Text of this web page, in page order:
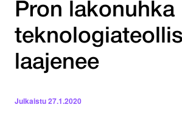
Pron lakonuhka
laajenee
Julkaistu27.1.2020